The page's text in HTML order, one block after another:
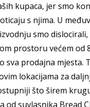
kupaca, jer smo
s njima. U
smo dislocirali,
prostoru većem od
sva prodajna mjesta.
lokacijama za
što širem
od suvlasnika Bread